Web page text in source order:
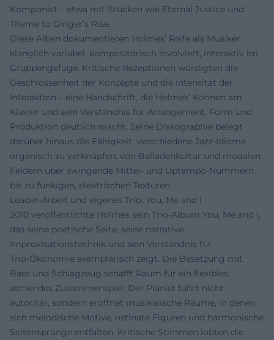
Komponist – etwa mit Stücken wie Eternal Justice und
Theme to Ginger’s Rise.
Diese Alben dokumentieren Holmes’ Reife als Musiker:
klanglich variabel, kompositorisch involviert, interaktiv im
Gruppengefüge. Kritische Rezeptionen würdigten die
Geschlossenheit der Konzepte und die Intensität der
Interaktion – eine Handschrift, die Holmes’ Können am
Klavier und sein Verständnis für Arrangement, Form und
Produktion deutlich macht. Seine Diskographie belegt
darüber hinaus die Fähigkeit, verschiedene Jazz‑Idiome
organisch zu verknüpfen: von Balladenkultur und modalen
Feldern über swingende Mittel‑ und Uptempo‑Nummern
bis zu funkigen, elektrischen Texturen.
Leader‑Arbeit und eigenes Trio: You, Me and I
2010 veröffentlichte Holmes sein Trio‑Album You, Me and I,
das seine poetische Seite, seine narrative
Improvisationstechnik und sein Verständnis für
Trio‑Ökonomie exemplarisch zeigt. Die Besetzung mit
Bass und Schlagzeug schafft Raum für ein flexibles,
atmendes Zusammenspiel: Der Pianist führt nicht
autoritär, sondern eröffnet musikalische Räume, in denen
sich melodische Motive, ostinate Figuren und harmonische
Seitensprünge entfalten. Kritische Stimmen lobten die